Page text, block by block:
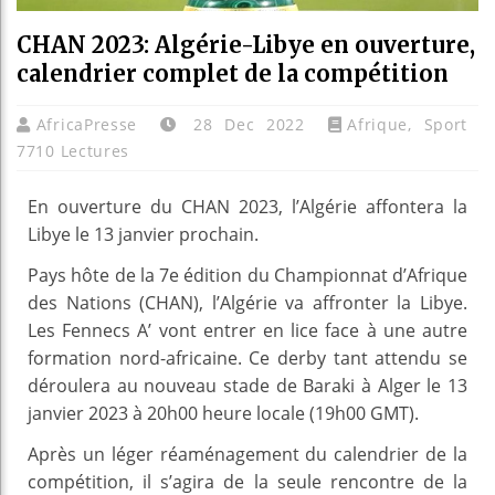
CHAN 2023: Algérie-Libye en ouverture,
calendrier complet de la compétition
AfricaPresse 28 Dec 2022 Afrique, Sport
7710 Lectures
En ouverture du CHAN 2023, l’Algérie affontera la
Libye le 13 janvier prochain.
Pays hôte de la 7e édition du Championnat d’Afrique
des Nations (CHAN), l’Algérie va affronter la Libye.
Les Fennecs A’ vont entrer en lice face à une autre
formation nord-africaine. Ce derby tant attendu se
déroulera au nouveau stade de Baraki à Alger le 13
janvier 2023 à 20h00 heure locale (19h00 GMT).
Après un léger réaménagement du calendrier de la
compétition, il s’agira de la seule rencontre de la